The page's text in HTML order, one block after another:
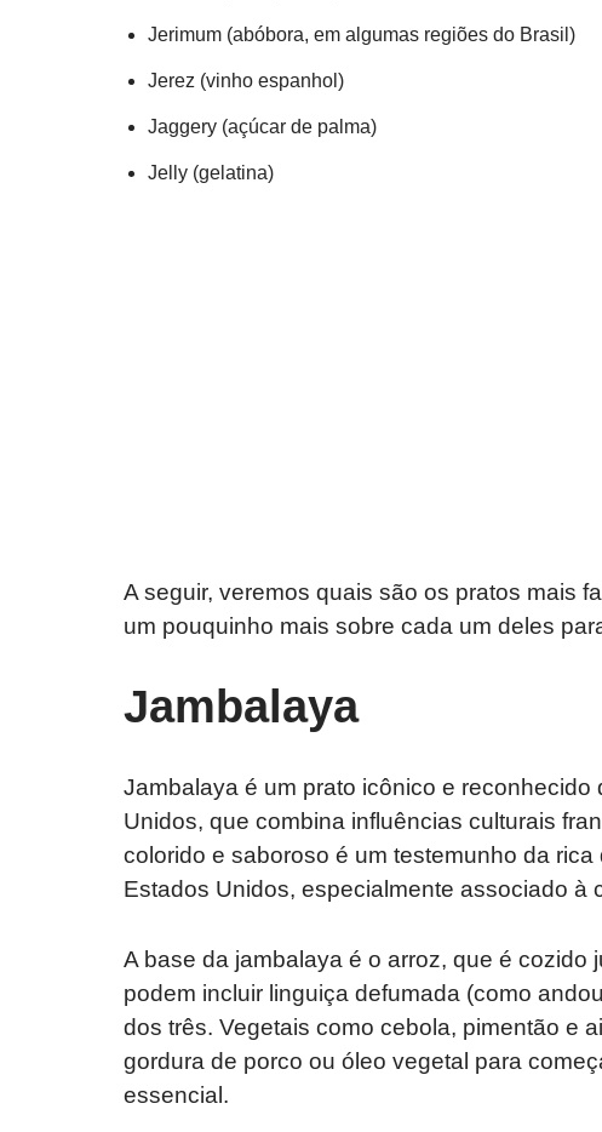
Jerimum (abóbora, em algumas regiões do Brasil)
Jerez (vinho espanhol)
Jaggery (açúcar de palma)
Jelly (gelatina)
A seguir, veremos quais são os pratos mais
um pouquinho mais sobre cada um deles
Jambalaya
Jambalaya é um prato icônico e
Unidos, que combina influências culturais
colorido e saboroso é um testemunho da
Estados Unidos, especialmente associado à
A base da jambalaya é o arroz, que é
podem incluir linguiça defumada (como
dos três. Vegetais como cebola, pimentão e
gordura de porco ou óleo vegetal para
essencial.